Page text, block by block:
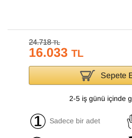
24.718TL
16.033 TL
Sepete
2-5 iş günü içinde
Sadece bir adet